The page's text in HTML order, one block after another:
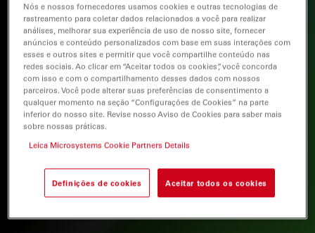
Nós e nossos fornecedores usamos cookies e outras tecnologias de
rastreamento para coletar dados relacionados a você para realizar
análises, melhorar sua experiência de uso de nosso site, fornecer
anúncios e conteúdo personalizados com base em suas interações com
esses e outros sites e permitir que você compartilhe conteúdo nas
redes sociais. Ao clicar em “Aceitar todos os cookies”, você concorda
com isso e com o compartilhamento desses dados com nossos
parceiros. Você pode alterar suas preferências de consentimento a
qualquer momento na seção “Configurações de Cookies” na parte
inferior do nosso site. Revise nosso Aviso de Cookies para saber mais
sobre nossas práticas.
Leica Microsystems Cookie Partners Details
Definições de cookies Aceitar todos os cookies